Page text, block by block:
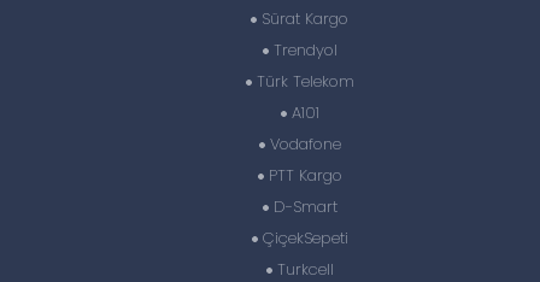
Sürat Kargo
Trendyol
Türk Telekom
A101
Vodafone
PTT Kargo
D-Smart
ÇiçekSepeti
Turkcell